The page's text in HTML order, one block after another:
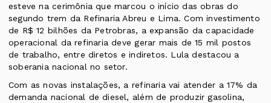
esteve na cerimônia que marcou o início das obras do
segundo trem da Refinaria Abreu e Lima. Com investimento
de R$ 12 bilhões da Petrobras, a expansão da capacidade
operacional da refinaria deve gerar mais de 15 mil postos
de trabalho, entre diretos e indiretos. Lula destacou a
soberania nacional no setor.
Com as novas instalações, a refinaria vai atender a 17% da
demanda nacional de diesel, além de produzir gasolina,